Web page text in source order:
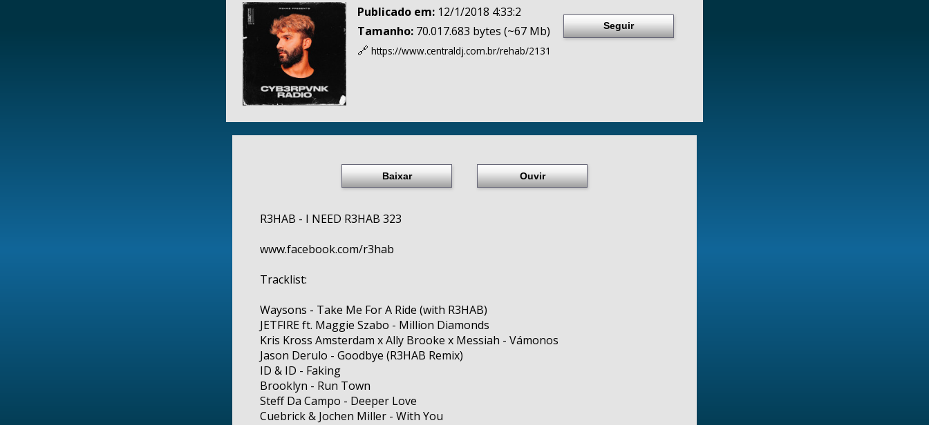
Publicado em: 12/1/2018 4:33:2
Tamanho: 70.017.683 bytes (~67 Mb)
🔗 https://www.centraldj.com.br/rehab/2131
Seguir
Baixar Ouvir
R3HAB - I NEED R3HAB 323
www.facebook.com/r3hab
Tracklist:
Waysons - Take Me For A Ride (with R3HAB)
JETFIRE ft. Maggie Szabo - Million Diamonds
Kris Kross Amsterdam x Ally Brooke x Messiah - Vámonos
Jason Derulo - Goodbye (R3HAB Remix)
ID & ID - Faking
Brooklyn - Run Town
Steff Da Campo - Deeper Love
Cuebrick & Jochen Miller - With You